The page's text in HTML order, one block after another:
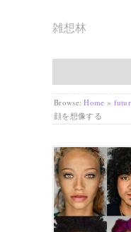
雑想林
Browse: Home »
顔を想像する